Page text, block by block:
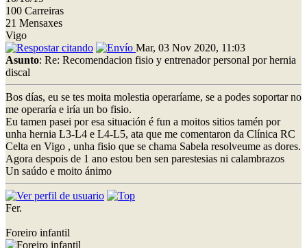
100 Carreiras
21 Mensaxes
Vigo
Mar, 03 Nov 2020, 11:03
Asunto: Re: Recomendacion fisio y entrenador personal por hernia
discal
Bos días, eu se tes moita molestia operaríame, se a podes soportar no
me operaría e iría un bo fisio.
Eu tamen pasei por esa situación é fun a moitos sitios tamén por
unha hernia L3-L4 e L4-L5, ata que me comentaron da Clínica RC
Celta en Vigo , unha fisio que se chama Sabela resolveume as dores.
Agora despois de 1 ano estou ben sen parestesias ni calambrazos
Un saúdo e moito ánimo
Fer.
Foreiro infantil